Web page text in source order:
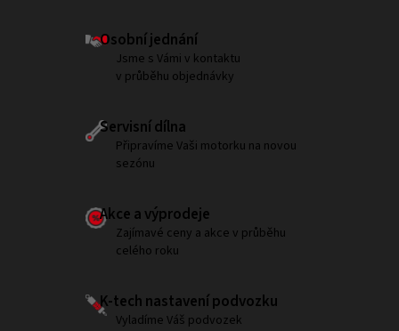
Osobní jednání
Jsme s Vámi v kontaktu
v průběhu objednávky
Servisní dílna
Připravíme Vaši motorku na novou
sezónu
Akce a výprodeje
Zajímavé ceny a akce v průběhu
celého roku
K-tech nastavení podvozku
Vyladíme Váš podvozek